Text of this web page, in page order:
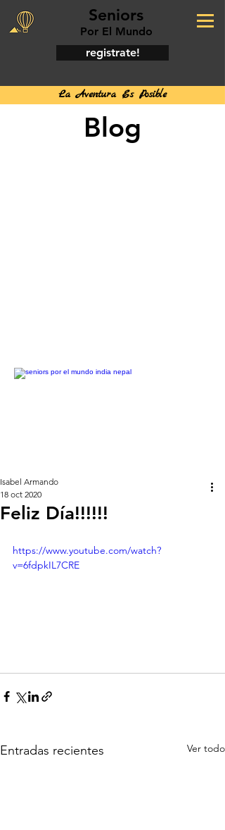
Seniors
Por El Mundo
registrate!
La Aventura Es Posible
Blog
Feliz Día!!!!!!
Isabel Armando
18 oct 2020
https://www.youtube.com/watch?
v=6fdpkIL7CRE
Entradas recientes Ver todo